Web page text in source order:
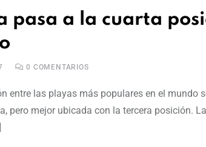
pasa a la cuarta
0 COMENTARIOS
entre las playas más populares en el mundo
pero mejor ubicada con la tercera posición.